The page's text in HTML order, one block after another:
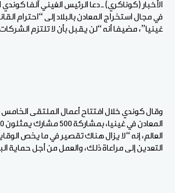
الأخبار (كوناكري) ـ دعا الرئيس الغيني آلفا
في مجال استخراج المعادن بالبلاد إلى “احترام
غينيا”، مضيفا أنه “لن يقبل بأن لا تلتزم الشركات
وقال كوندي خلال افتتاح أعمال الملتقى
العالم، إنه “لا يزال هناك تقصير في ما يخص
التعدين إلى مراعاة ذلك، والعمل من أجل حماية